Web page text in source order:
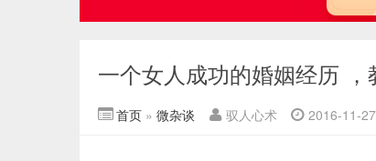
一个女人成功的婚姻经历
首页 » 微杂谈 驭人心术 2016-11-